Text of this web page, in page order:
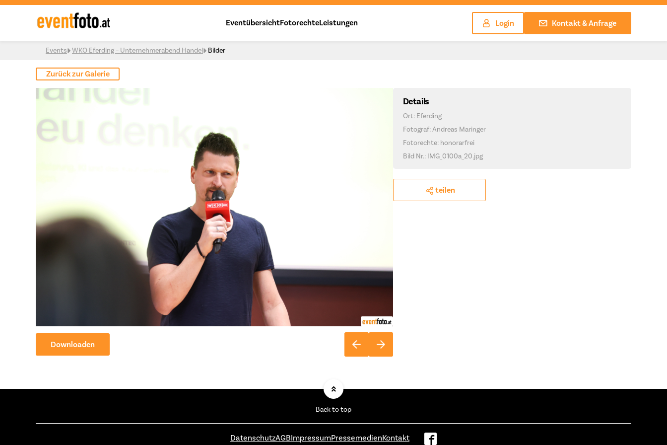
Skip to content
EventübersichtFotorechteLeistungen Login Kontakt & Anfrage
Events WKO Eferding – Unternehmerabend Handel Bilder
Zurück zur Galerie
Downloaden
Details
Ort: Eferding
Fotograf: Andreas Maringer
Fotorechte: honorarfrei
Bild Nr.: IMG_0100a_20.jpg
teilen
Back to top
DatenschutzAGBImpressumPressemedienKontakt